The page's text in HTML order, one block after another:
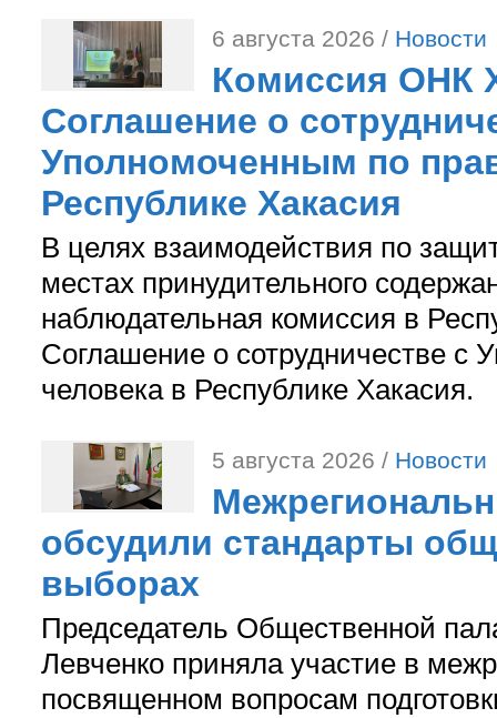
6 августа 2026 / Новости
Комиссия ОНК
Соглашение о
Уполномоченным по
Республике Хакасия
В целях взаимодействия по
местах принудительного
наблюдательная комиссия в
Соглашение о сотрудничестве с
человека в Республике Хакасия.
5 августа 2026 / Новости
обсудили стандарты
выборах
Председатель Общественной
Левченко приняла участие в
посвященном вопросам